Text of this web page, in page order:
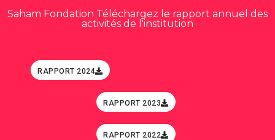
Saham Fondation Téléchargez le rapport annuel des
activités de l'institution
RAPPORT 2024
RAPPORT 2023
RAPPORT 2022